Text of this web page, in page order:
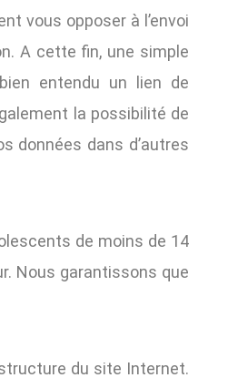
vous opposer à l’envoi
A cette fin, une simple
entendu un lien de
la possibilité de
données dans d’autres
de moins de 14
Nous garantissons que
du site Internet.